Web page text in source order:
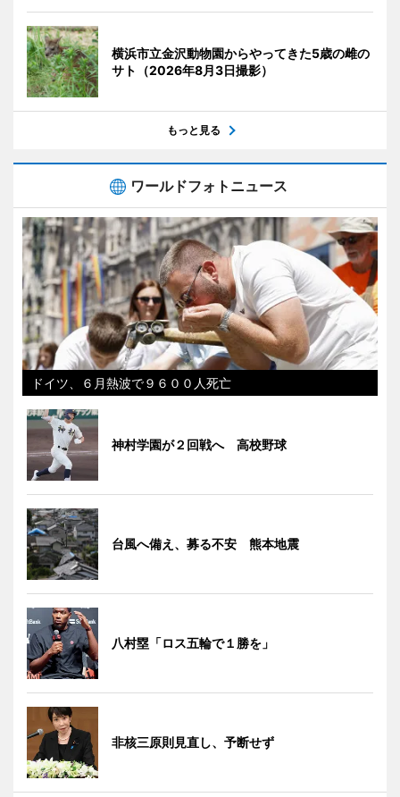
横浜市立金沢動物園からやってきた5歳の雌の
サト（2026年8月3日撮影）
もっと見る
ワールドフォトニュース
ドイツ、６月熱波で９６００人死亡
神村学園が２回戦へ 高校野球
台風へ備え、募る不安 熊本地震
八村塁「ロス五輪で１勝を」
非核三原則見直し、予断せず